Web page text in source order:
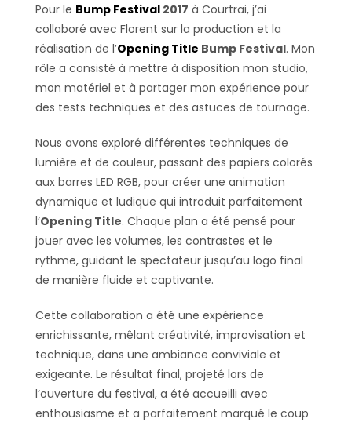
Pour le Bump Festival 2017 à Courtrai, j’ai
collaboré avec Florent sur la production et la
réalisation de l’Opening Title Bump Festival. Mon
rôle a consisté à mettre à disposition mon studio,
mon matériel et à partager mon expérience pour
des tests techniques et des astuces de tournage.
Nous avons exploré différentes techniques de
lumière et de couleur, passant des papiers colorés
aux barres LED RGB, pour créer une animation
dynamique et ludique qui introduit parfaitement
l’Opening Title. Chaque plan a été pensé pour
jouer avec les volumes, les contrastes et le
rythme, guidant le spectateur jusqu’au logo final
de manière fluide et captivante.
Cette collaboration a été une expérience
enrichissante, mêlant créativité, improvisation et
technique, dans une ambiance conviviale et
exigeante. Le résultat final, projeté lors de
l’ouverture du festival, a été accueilli avec
enthousiasme et a parfaitement marqué le coup